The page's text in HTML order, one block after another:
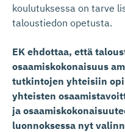
koulutuksessa on tarve
taloustiedon opetusta.
EK ehdottaa, että
osaamiskokonaisuus
tutkintojen yhteisiin
yhteisten
ja
luonnoksessa nyt